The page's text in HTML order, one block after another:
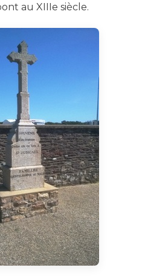
au XIIIe siècle.